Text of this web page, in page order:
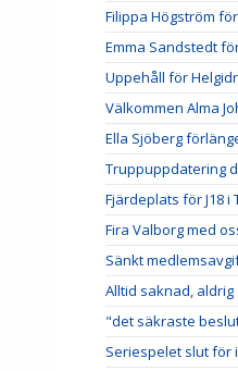
Filippa Högström
Emma Sandstedt
Uppehåll för
Välkommen Alma
Ella Sjöberg
Truppuppdatering
Fjärdeplats för J18 i
Fira Valborg med
Sänkt
Alltid saknad, aldrig
"det säkraste
Seriespelet slut för